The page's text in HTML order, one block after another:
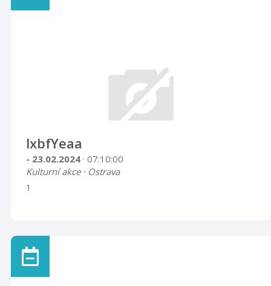
lxbfYeaa
- 23.02.2024 · 07:10:00
Kulturní akce · Ostrava
1